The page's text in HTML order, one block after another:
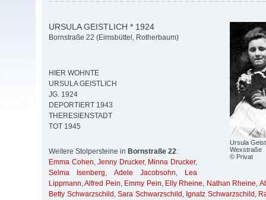
Ursula
Wexstraße
© Privat
URSULA GEISTLICH * 1924
Bornstraße 22 (Eimsbüttel, Rotherbaum)
HIER WOHNTE
URSULA GEISTLICH
JG. 1924
DEPORTIERT 1943
THERESIENSTADT
TOT 1945
Weitere Stolpersteine in Bornstraße 22:
Emma Cohen,Jenny Drucker, Minna Drucker,
Selma Isenberg, Adele Jacobsohn,
Lea
Lippmann,Alfred Pein, Emmy Pein, Elly Rheine, Nathan Rheine,
Betty Schwarzschild ,Sara Schwarzschild , Ignatz Schwarzschild ,